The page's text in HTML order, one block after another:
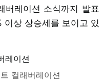
버레이션 소식까지 발표
상 상승세를 보이고 있
컬래버레이션